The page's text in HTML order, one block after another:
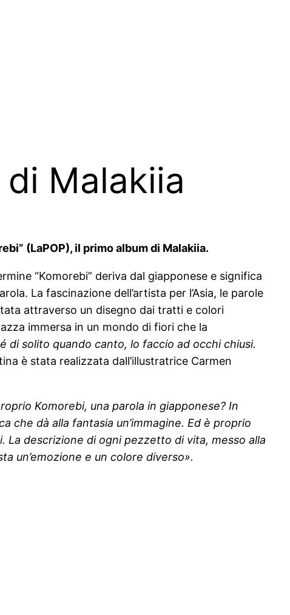
di Malakiia
(LaPOP), il primo album di Malakiia.
“Komorebi” deriva dal giapponese e significa
La fascinazione dell’artista per l’Asia, le parole
attraverso un disegno dai tratti e colori
immersa in un mondo di fiori che la
di solito quando canto, lo faccio ad occhi chiusi.
è stata realizzata dall’illustratrice Carmen
Komorebi, una parola in giapponese? In
che dà alla fantasia un’immagine. Ed è proprio
La descrizione di ogni pezzetto di vita, messo alla
un’emozione e un colore diverso».